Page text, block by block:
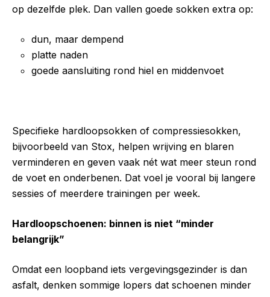
op dezelfde plek. Dan vallen goede sokken extra op:
dun, maar dempend
platte naden
goede aansluiting rond hiel en middenvoet
Specifieke hardloopsokken of compressiesokken,
bijvoorbeeld van Stox, helpen wrijving en blaren
verminderen en geven vaak nét wat meer steun rond
de voet en onderbenen. Dat voel je vooral bij langere
sessies of meerdere trainingen per week.
Hardloopschoenen: binnen is niet “minder
belangrijk”
Omdat een loopband iets vergevingsgezinder is dan
asfalt, denken sommige lopers dat schoenen minder